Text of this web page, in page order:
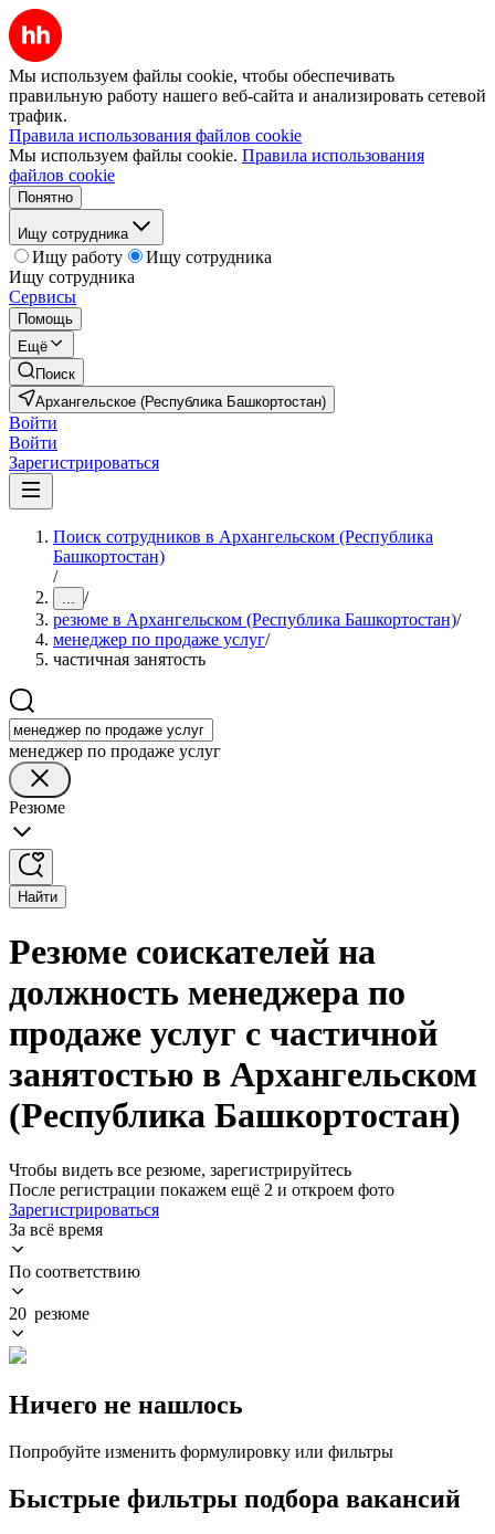
Мы используем файлы cookie, чтобы обеспечивать
правильную работу нашего веб-сайта и анализировать сетевой
трафик.
Правила использования файлов cookie
Мы используем файлы cookie. Правила использования
файлов cookie
Понятно
Ищу сотрудника
Ищу работу
Ищу сотрудника
Ищу сотрудника
Сервисы
Помощь
Ещё
Поиск
Архангельское (Республика Башкортостан)
Войти
Войти
Зарегистрироваться
Поиск сотрудников в Архангельском (Республика
Башкортостан)
/
... /
резюме в Архангельском (Республика Башкортостан)/
менеджер по продаже услуг/
частичная занятость
менеджер по продаже услуг
Резюме
Найти
Резюме соискателей на
должность менеджера по
продаже услуг с частичной
занятостью в Архангельском
(Республика Башкортостан)
Чтобы видеть все резюме, зарегистрируйтесь
После регистрации покажем ещё 2 и откроем фото
Зарегистрироваться
За всё время
По соответствию
20 резюме
Ничего не нашлось
Попробуйте изменить формулировку или фильтры
Быстрые фильтры подбора вакансий